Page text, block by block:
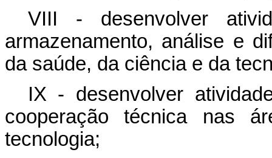
VIII - desenvolver
armazenamento, análise e
da saúde, da ciência e da
IX - desenvolver
cooperação técnica nas
tecnologia;